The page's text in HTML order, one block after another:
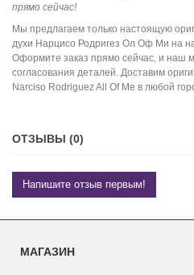
прямо сейчас!
Мы предлагаем только настоящую
духи Нарцисо Родригез Ол Оф Ми на
Оформите заказ прямо сейчас, и наш
согласования деталей. Доставим
Narciso Rodriguez All Of Me в любой
ОТЗЫВЫ (0)
Напишите отзыв первым!
МАГАЗИН